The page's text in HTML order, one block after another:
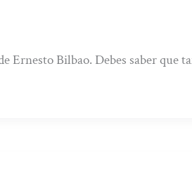
Ernesto Bilbao. Debes saber que